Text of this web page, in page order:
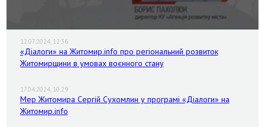
12.07.2024, 12:36
«Діалоги» на Житомир.info про регіональний розвиток
Житомирщини в умовах воєнного стану
17.04.2024, 10:29
Мер Житомира Сергій Сухомлин у програмі «Діалоги» на
Житомир.info